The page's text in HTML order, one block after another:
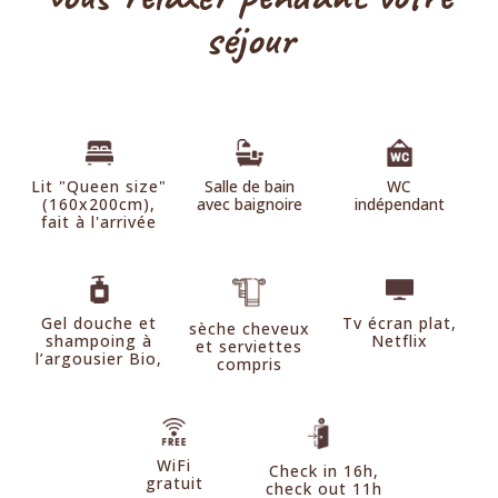
studio 35m2, 2 personnes, lit double 180cm, RDC, terrasse,
vue jardin & montagnes,
jacuzzi privatif
STUDIOS
Chardon d'écosse
studio 28m2, 2 personnes, lit double 160cm, RDC,
90cm en mezzanine, RDC, terrasse vue montagnes et
séjour
Lit "Queen size"
(160x200cm),
fait à l'arrivée
Salle de bain
avec baignoire
WC
indépendant
Gel douche et
shampoing à
l’argousier Bio,
sèche cheveux
et serviettes
compris
Tv écran plat,
Netflix
WiFi
gratuit
Check in 16h,
check out 11h